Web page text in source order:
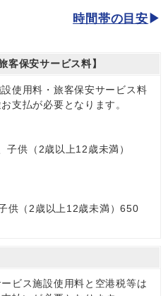
時間帯の目安
客保安サービス料】
使用料・旅客保安サービス料
支払が必要となります。
供（2歳以上12歳未満）
供（2歳以上12歳未満）650
ビス施設使用料と空港税等は